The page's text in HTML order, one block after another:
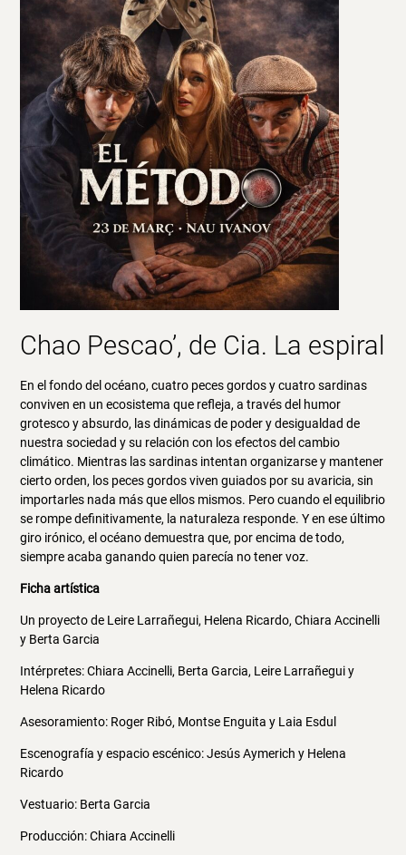
Chao Pescao’, de Cia. La espiral
En el fondo del océano, cuatro peces gordos y cuatro sardinas
conviven en un ecosistema que refleja, a través del humor
grotesco y absurdo, las dinámicas de poder y desigualdad de
nuestra sociedad y su relación con los efectos del cambio
climático. Mientras las sardinas intentan organizarse y mantener
cierto orden, los peces gordos viven guiados por su avaricia, sin
importarles nada más que ellos mismos. Pero cuando el equilibrio
se rompe definitivamente, la naturaleza responde. Y en ese último
giro irónico, el océano demuestra que, por encima de todo,
siempre acaba ganando quien parecía no tener voz.
Ficha artística
Un proyecto de Leire Larrañegui, Helena Ricardo, Chiara Accinelli
y Berta Garcia
Intérpretes: Chiara Accinelli, Berta Garcia, Leire Larrañegui y
Helena Ricardo
Asesoramiento: Roger Ribó, Montse Enguita y Laia Esdul
Escenografía y espacio escénico: Jesús Aymerich y Helena
Ricardo
Vestuario: Berta Garcia
Producción: Chiara Accinelli